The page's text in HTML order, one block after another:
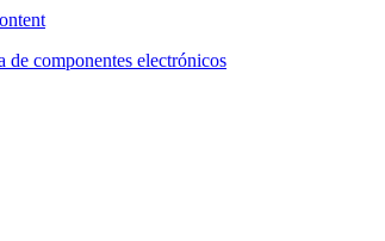
de componentes electrónicos